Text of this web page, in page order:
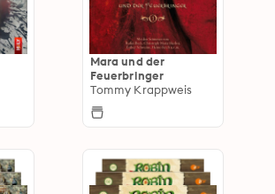
Mara und der
Feuerbringer
Tommy Krappweis